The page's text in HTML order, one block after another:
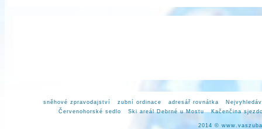
sněhové zpravodajství zubní ordinace adresář rovnátka
Červenohorské sedlo
Ski areál Debrné u Mostu Kačenčina
2014 ©